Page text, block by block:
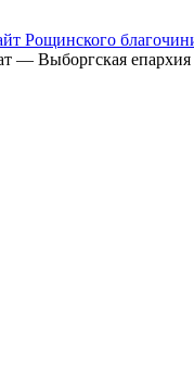
Рощинского
— Выборгская епархия